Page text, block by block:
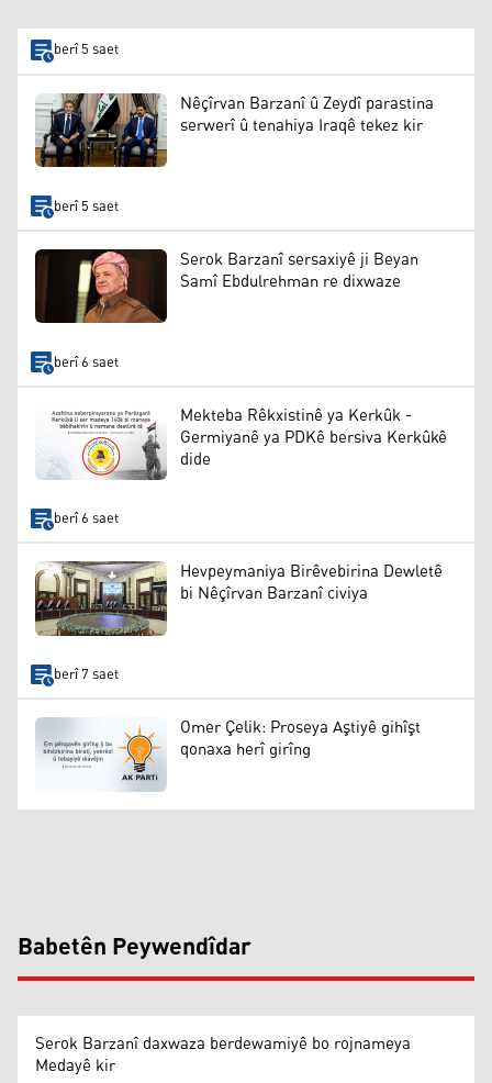
berî 5 saet
Nêçîrvan Barzanî û Zeydî parastina
serwerî û tenahiya Iraqê tekez kir
berî 5 saet
Serok Barzanî sersaxiyê ji Beyan
Samî Ebdulrehman re dixwaze
berî 6 saet
Mekteba Rêkxistinê ya Kerkûk -
Germiyanê ya PDKê bersiva Kerkûkê
dide
berî 6 saet
Hevpeymaniya Birêvebirina Dewletê
bi Nêçîrvan Barzanî civiya
berî 7 saet
Omer Çelik: Proseya Aştiyê gihîşt
qonaxa herî girîng
Babetên Peywendîdar
Serok Barzanî daxwaza berdewamiyê bo rojnameya
Medayê kir